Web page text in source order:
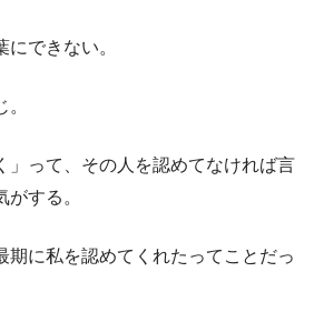
にできない。
」って、その人を認めてなければ言
する。
期に私を認めてくれたってことだっ